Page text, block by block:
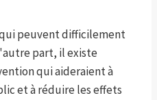
peuvent difficilement
part, il existe
qui aideraient à
et à réduire les effets